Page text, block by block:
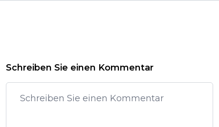
Schreiben Sie einen Kommentar